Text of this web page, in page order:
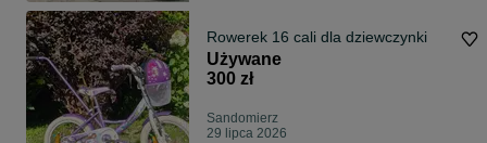
Rowerek 16 cali dla dziewczynki
Używane
300 zł
Sandomierz
29 lipca 2026